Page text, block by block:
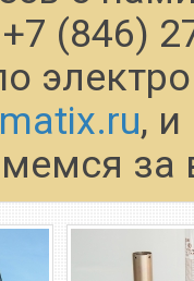
(846)
,
за